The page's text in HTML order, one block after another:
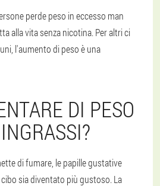
perde peso in eccesso man
alla vita senza nicotina. Per altri ci
l'aumento di peso è una
DI PESO
di fumare, le papille gustative
sia diventato più gustoso. La